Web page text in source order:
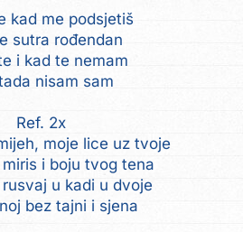
kad me podsjetiš
sutra rođendan
i kad te nemam
nisam sam
Ref. 2x
moje lice uz tvoje
i boju tvog tena
u kadi u dvoje
bez tajni i sjena